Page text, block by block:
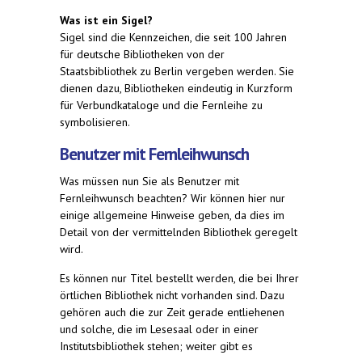
Was ist ein Sigel?
Sigel sind die Kennzeichen, die seit 100 Jahren
für deutsche Bibliotheken von der
Staatsbibliothek zu Berlin vergeben werden. Sie
dienen dazu, Bibliotheken eindeutig in Kurzform
für Verbundkataloge und die Fernleihe zu
symbolisieren.
Benutzer mit Fernleihwunsch
Was müssen nun Sie als Benutzer mit
Fernleihwunsch beachten? Wir können hier nur
einige allgemeine Hinweise geben, da dies im
Detail von der vermittelnden Bibliothek geregelt
wird.
Es können nur Titel bestellt werden, die bei Ihrer
örtlichen Bibliothek nicht vorhanden sind. Dazu
gehören auch die zur Zeit gerade entliehenen
und solche, die im Lesesaal oder in einer
Institutsbibliothek stehen; weiter gibt es